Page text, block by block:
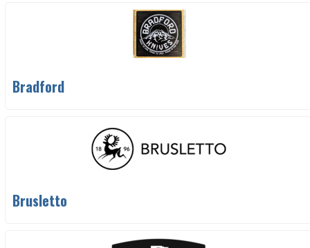
Bradford
Brusletto